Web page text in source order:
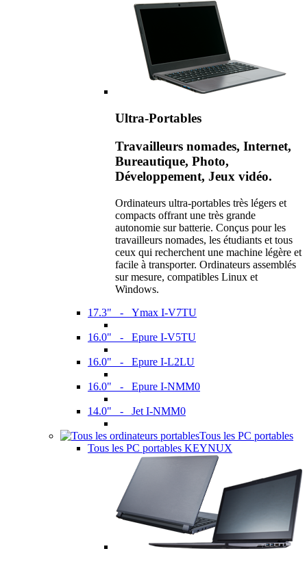
Ultra-Portables
Travailleurs nomades, Internet,
Bureautique, Photo,
Développement, Jeux vidéo.
Ordinateurs ultra-portables très légers et
compacts offrant une très grande
autonomie sur batterie. Conçus pour les
travailleurs nomades, les étudiants et tous
ceux qui recherchent une machine légère et
facile à transporter. Ordinateurs assemblés
sur mesure, compatibles Linux et
Windows.
17.3" - Ymax I-V7TU
16.0" - Epure I-V5TU
16.0" - Epure I-L2LU
16.0" - Epure I-NMM0
14.0" - Jet I-NMM0
Tous les PC portables
Tous les PC portables KEYNUX